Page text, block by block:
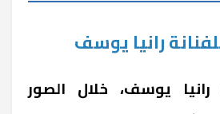
رانيا يوسف
يوسف، خلال الصور